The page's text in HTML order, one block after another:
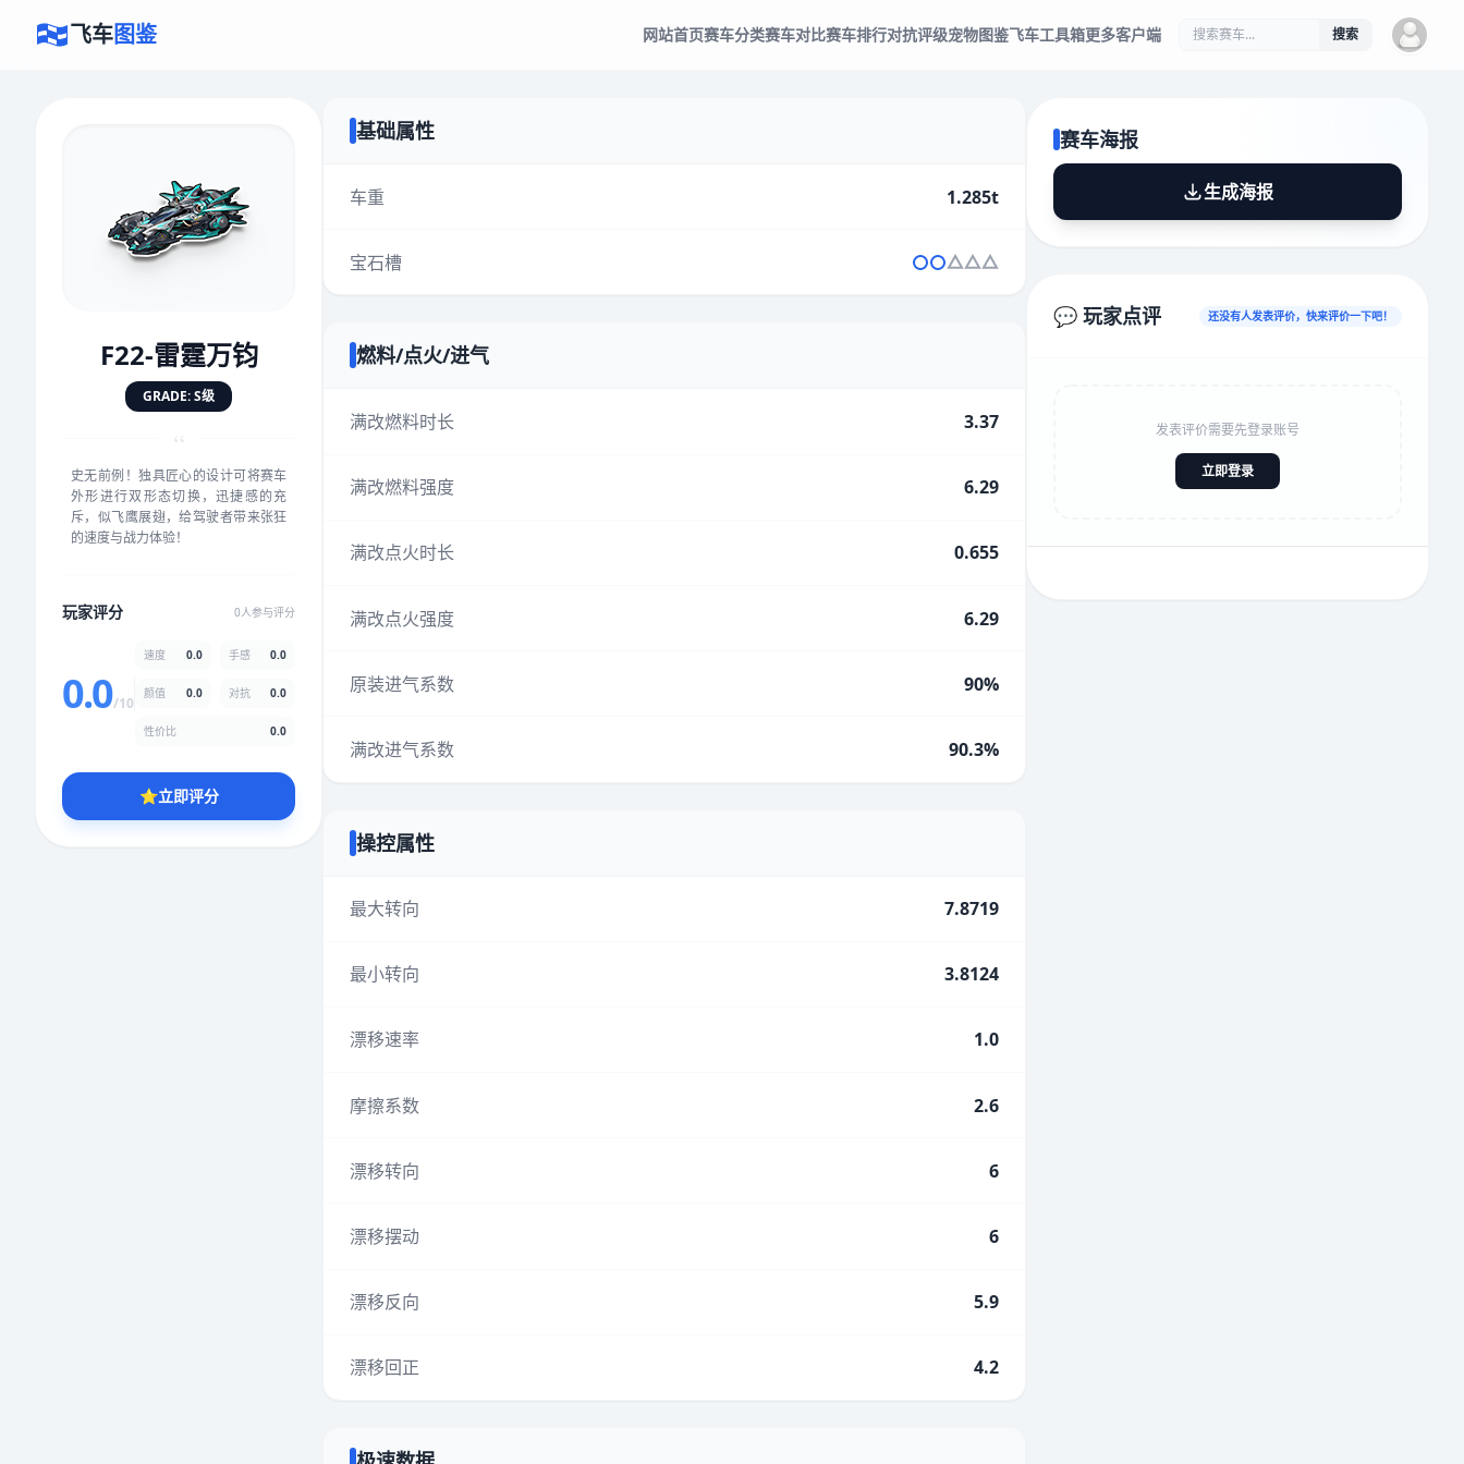
飞车图鉴 网站首页赛车分类赛车对比赛车排行对抗评级宠物图鉴飞车工具箱更多客户端 搜索
F22-雷霆万钧
GRADE: S级
“
史无前例！独具匠心的设计可将赛车
外形进行双形态切换，迅捷感的充
斥，似飞鹰展翅，给驾驶者带来张狂
的速度与战力体验！
玩家评分 0人参与评分
0.0/10
速度 0.0 手感 0.0
颜值 0.0 对抗 0.0
性价比 0.0
⭐立即评分
基础属性
车重 1.285t
宝石槽
燃料/点火/进气
满改燃料时长 3.37
满改燃料强度 6.29
满改点火时长 0.655
满改点火强度 6.29
原装进气系数 90%
满改进气系数 90.3%
操控属性
最大转向 7.8719
最小转向 3.8124
漂移速率 1.0
摩擦系数 2.6
漂移转向 6
漂移摆动 6
漂移反向 5.9
漂移回正 4.2
赛车海报
生成海报
💬 玩家点评 还没有人发表评价，快来评价一下吧！
发表评价需要先登录账号
立即登录
评价赛车
速度 5.0分
对抗
★★★★★★
手感 5.0分
★★★★★★★★★
★★★★
性价比 5.0分
★★★ ★★
* 综合评分为玩家评分结果，速度占比0%，手感占比0%，对抗占比
0%，性价比占比0%，颜值占比0%